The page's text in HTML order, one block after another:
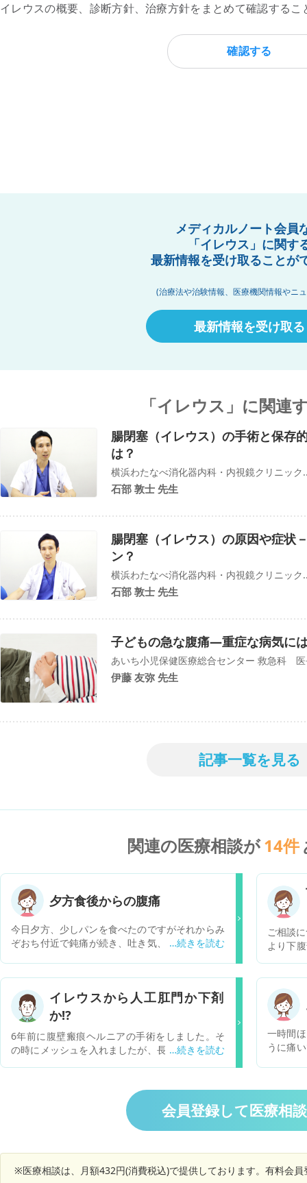
イレウスの概要、診断方針、治療方針をまとめて確認するこ
確認する
メディカルノート会員
「イレウス」に関す
最新情報を受け取ることが
(治療法や治験情報、医療機関情報やニ
最新情報を受け取る
「イレウス」に関連
腸閉塞（イレウス）の手術と保存
は？
横浜わたなべ消化器内科・内視鏡クリニック
石部 敦士 先生
腸閉塞（イレウス）の原因や症状
ン？
横浜わたなべ消化器内科・内視鏡クリニック
石部 敦士 先生
子どもの急な腹痛―重症な病気に
あいち小児保健医療総合センター 救急科
伊藤 友弥 先生
記事一覧を見る
関連の医療相談が14件
夕方食後からの腹痛
今日夕方、少しパンを食べたのですがそれからみ
ぞおち付近で鈍痛が続き、吐き気、冷や汗が止ま
ご相談
より下
痛みが
り、１
子宮後
生理時
療機関
受診か
ちして
イレウスから人工肛門か下剤
か⁉️
6年前に腹壁瘢痕ヘルニアの手術をしました。そ
の時にメッシュを入れましたが、長さが足らなく
しました。その手術のあとぐらいからイレウスを
おこし何度も入院して絶食点滴をして一時的に痛
み等が収まりましたが先月ぐらいからお腹の張り
や腹痛があり通院しましたCTの結果では大腸の一
くなりましたが変わりませんでした。人工肛門に
一時間
うに痛
ナマモ
会員登録して医療相
※医療相談は、月額432円(消費税込)で提供しております。有料会